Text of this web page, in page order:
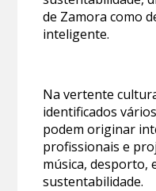
de Zamora como
inteligente.
Na vertente
identificados
podem originar
profissionais e
música, desporto,
sustentabilidade.